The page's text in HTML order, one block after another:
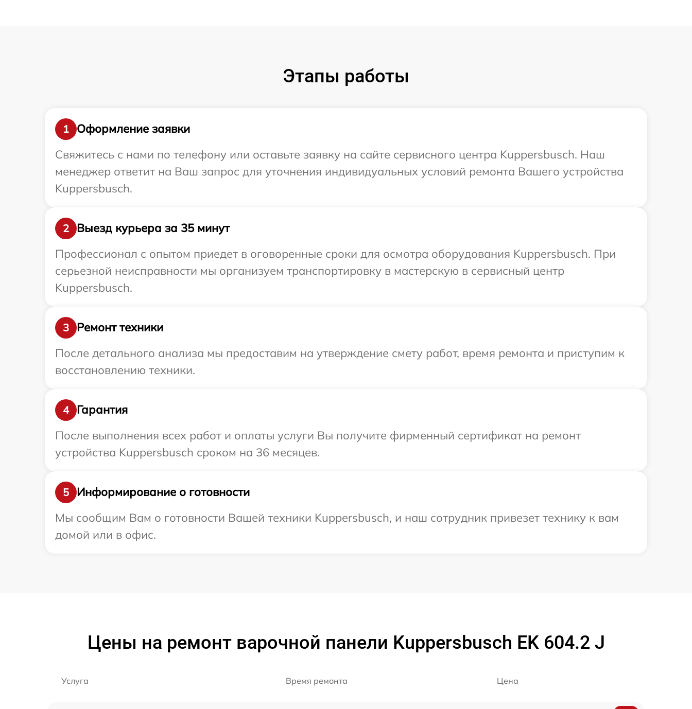
Этапы работы
1
Оформление заявки
Свяжитесь с нами по телефону или оставьте заявку на сайте сервисного центра Kuppersbusch. Наш
менеджер ответит на Ваш запрос для уточнения индивидуальных условий ремонта Вашего устройства
Kuppersbusch.
2
Выезд курьера за 35 минут
Профессионал с опытом приедет в оговоренные сроки для осмотра оборудования Kuppersbusch. При
серьезной неисправности мы организуем транспортировку в мастерскую в сервисный центр
Kuppersbusch.
3
Ремонт техники
После детального анализа мы предоставим на утверждение смету работ, время ремонта и приступим к
восстановлению техники.
4
Гарантия
После выполнения всех работ и оплаты услуги Вы получите фирменный сертификат на ремонт
устройства Kuppersbusch сроком на 36 месяцев.
5
Информирование о готовности
Мы сообщим Вам о готовности Вашей техники Kuppersbusch, и наш сотрудник привезет технику к вам
домой или в офис.
Цены на ремонт варочной панели Kuppersbusch EK 604.2 J
Услуга Время ремонта Цена